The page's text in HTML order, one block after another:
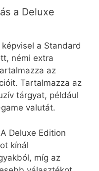
a Deluxe
a Standard
némi extra
az
Tartalmazza az
tárgyat, például
valutát.
A Deluxe Edition
kínál
míg az